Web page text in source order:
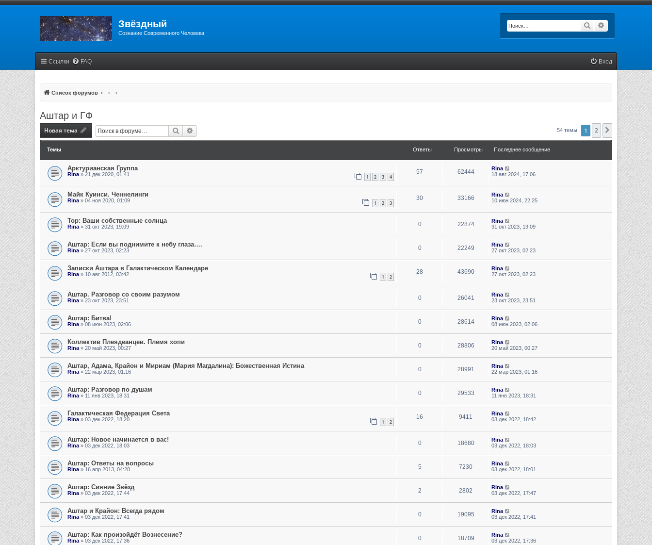
Звёздный
Сознание Современного Человека
Поиск
Ссылки FAQ Вход
Список форумов
Аштар и ГФ
Новая тема Поиск 54 темы 1 2 След.
Темы Ответы Просмотры Последнее сообщение
Арктурианская Группа
Rina » 21 дек 2020, 01:41 1 2 3 4
57 62444
Rina
18 авг 2024, 17:06
Майк Куинси. Ченнелинги
Rina » 04 ноя 2020, 01:09 1 2 3
30 33166
Rina
10 июн 2024, 22:25
Тор: Ваши собственные солнца
Rina » 31 окт 2023, 19:09 0 22874
Rina
31 окт 2023, 19:09
Аштар: Если вы поднимите к небу глаза….
Rina » 27 окт 2023, 02:23 0 22249
Rina
27 окт 2023, 02:23
Записки Аштара в Галактическом Календаре
Rina » 10 авг 2012, 03:42 1 2
28 43690
Rina
27 окт 2023, 02:23
Аштар. Разговор со своим разумом
Rina » 23 окт 2023, 23:51 0 26041
Rina
23 окт 2023, 23:51
Аштар: Битва!
Rina » 08 июн 2023, 02:06 0 28614
Rina
08 июн 2023, 02:06
Коллектив Плеядеанцев. Племя хопи
Rina » 20 май 2023, 00:27 0 28806
Rina
20 май 2023, 00:27
Аштар, Адама, Крайон и Мириам (Мария Магдалина): Божественная Истина
Rina » 22 мар 2023, 01:16 0 28991
Rina
22 мар 2023, 01:16
Аштар: Разговор по душам
Rina » 11 янв 2023, 18:31 0 29533
Rina
11 янв 2023, 18:31
Галактическая Федерация Света
Rina » 03 дек 2022, 18:20 1 2
16 9411
Rina
03 дек 2022, 18:42
Аштар: Новое начинается в вас!
Rina » 03 дек 2022, 18:03 0 18680
Rina
03 дек 2022, 18:03
Аштар: Ответы на вопросы
Rina » 16 апр 2013, 04:28 5 7230
Rina
03 дек 2022, 18:01
Аштар: Сияние Звёзд
Rina » 03 дек 2022, 17:44 2 2802
Rina
03 дек 2022, 17:47
Аштар и Крайон: Всегда рядом
Rina » 03 дек 2022, 17:41 0 19095
Rina
03 дек 2022, 17:41
Аштар: Как произойдёт Вознесение?
Rina » 03 дек 2022, 17:36 0 18709
Rina
03 дек 2022, 17:36